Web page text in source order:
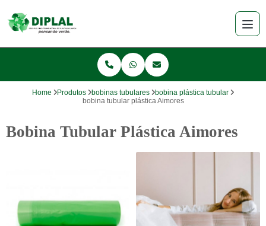
Home Produtos bobinas tubulares
bobina plástica tubular
bobina tubular plástica Aimores
Bobina Tubular Plástica Aimores